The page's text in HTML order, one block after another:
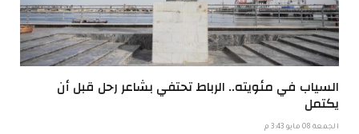
السياب في مئويته.. الرباط تحتفي بشاعر رحل قبل أن
يكتمل
الجمعة 08 مايو 3:43 م